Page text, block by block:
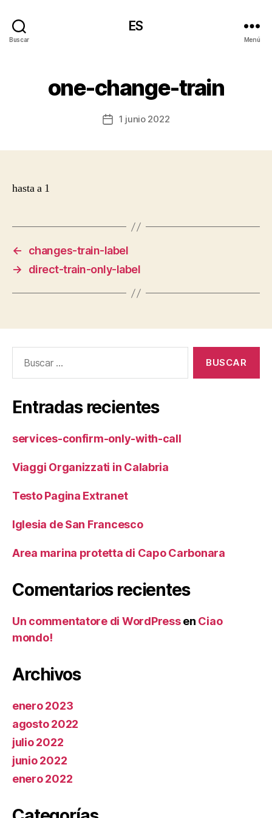
Buscar
ES
Menú
one-change-train
Fecha1 junio 2022
hasta a 1
←
changes-train-label
→
direct-train-only-label
Entradas recientes
services-confirm-only-with-call
Viaggi Organizzati in Calabria
Testo Pagina Extranet
Iglesia de San Francesco
Area marina protetta di Capo Carbonara
Comentarios recientes
Un commentatore di WordPressen Ciao
mondo!
Archivos
enero 2023
agosto 2022
julio 2022
junio 2022
enero 2022